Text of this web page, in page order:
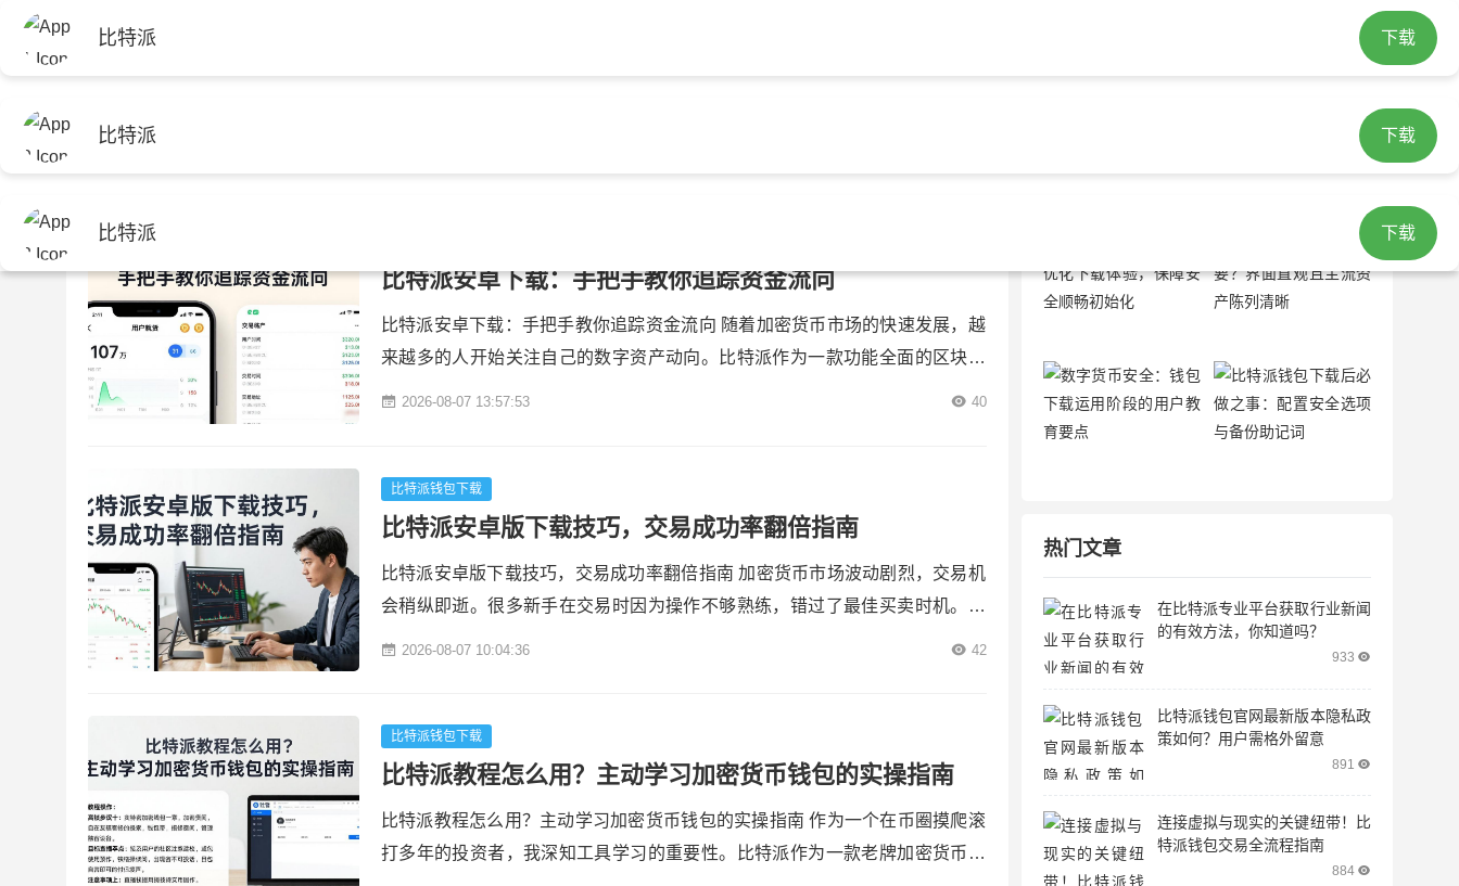
比特派 下载
比特派 下载
比特派 下载
首页 > 比特派钱包下载
比特派安卓下载：手把手教你追踪资金流向
比特派安卓下载：手把手教你追踪资金流向 随着加密货币市场的快速发展，越
来越多的人开始关注自己的数字资产动向。比特派作为一款功能全面的区块链
从官方应用商店或比特派官网获取安装包，确保下载...
2026-08-07 13:57:53 40
比特派钱包下载
比特派安卓版下载技巧，交易成功率翻倍指南
比特派安卓版下载技巧，交易成功率翻倍指南 加密货币市场波动剧烈，交易机
会稍纵即逝。很多新手在交易时因为操作不够熟练，错过了最佳买卖时机。比
南，让用户能快速完成买卖操作。应用内嵌了多种主...
2026-08-07 10:04:36 42
比特派钱包下载
比特派教程怎么用？主动学习加密货币钱包的实操指南
比特派教程怎么用？主动学习加密货币钱包的实操指南 作为一个在币圈摸爬滚
打多年的投资者，我深知工具学习的重要性。比特派作为一款老牌加密货币钱
热门文章
在比特派专业平台获取行业新闻
的有效方法，你知道吗？
933
比特派钱包官网最新版本隐私政
策如何？用户需格外留意
891
连接虚拟与现实的关键纽带！比
特派钱包交易全流程指南
884